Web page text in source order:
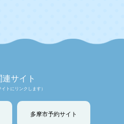
連サイト
イトにリンクします）
多摩市予約サイト